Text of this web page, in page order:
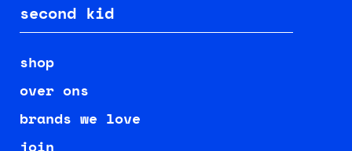
second kid
shop
over ons
brands we love
join